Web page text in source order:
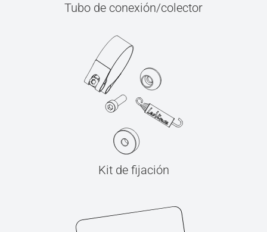
Tubo de conexión/colector
Kit de fijación